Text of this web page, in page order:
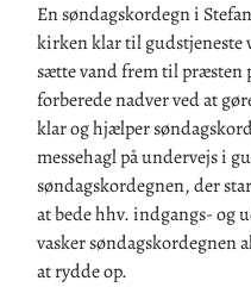
En søndagskordegn i
kirken klar til gudstjeneste
sætte vand frem til præsten
forberede nadver ved at
klar og hjælper
messehagl på undervejs i
søndagskordegnen, der
at bede hhv. indgangs- og
vasker søndagskordegnen
at rydde op.